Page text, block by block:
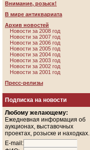
Внимание, розыск!
В мире антиквариата
Архив новостей
Новости за 2008 год
Новости за 2007 год
Новости за 2006 год
Новости за 2005 год
Новости за 2004 год
Новости за 2003 год
Новости за 2002 год
Новости за 2001 год
Пресс-релизы
Подписка на новости
Любому желающему:
Ежедневная информация об
аукционах, выставочных
проектах, розыске и находках.
E-mail: